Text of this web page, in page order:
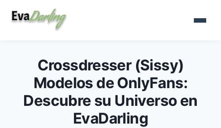
Crossdresser (Sissy)
Modelos de OnlyFans:
Descubre su Universo en
EvaDarling